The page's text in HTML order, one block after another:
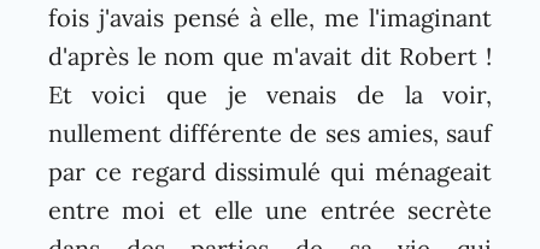
fois j'avais pensé à elle, me l'imaginant
d'après le nom que m'avait dit Robert !
Et voici que je venais de la voir,
nullement différente de ses amies, sauf
par ce regard dissimulé qui ménageait
entre moi et elle une entrée secrète